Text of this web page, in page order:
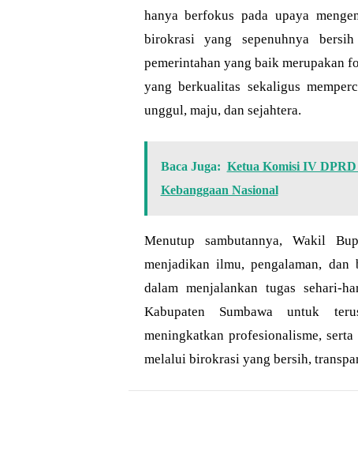
hanya berfokus pada upaya
birokrasi yang sepenuhnya
pemerintahan yang baik merupakan
yang berkualitas sekaligus
unggul, maju, dan sejahtera.
Baca Juga: Ketua Komisi IV
Kebanggaan Nasional
Menutup sambutannya, Wakil
menjadikan ilmu, pengalaman,
dalam menjalankan tugas sehari-
Kabupaten Sumbawa untuk
meningkatkan profesionalisme,
melalui birokrasi yang bersih,